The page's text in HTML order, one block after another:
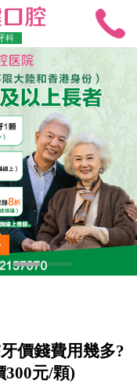
科
價錢費用幾多?
300元/顆)